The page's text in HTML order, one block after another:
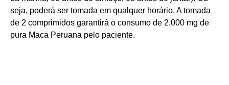
seja, poderá ser tomada em qualquer horário. A tomada
de 2 comprimidos garantirá o consumo de 2.000 mg de
pura Maca Peruana pelo paciente.